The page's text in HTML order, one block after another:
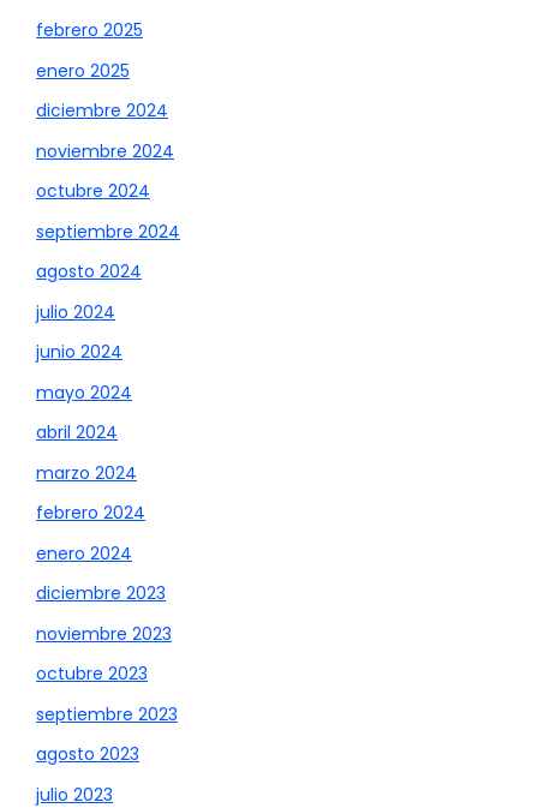
febrero 2025
enero 2025
diciembre 2024
noviembre 2024
octubre 2024
septiembre 2024
agosto 2024
julio 2024
junio 2024
mayo 2024
abril 2024
marzo 2024
febrero 2024
enero 2024
diciembre 2023
noviembre 2023
octubre 2023
septiembre 2023
agosto 2023
julio 2023